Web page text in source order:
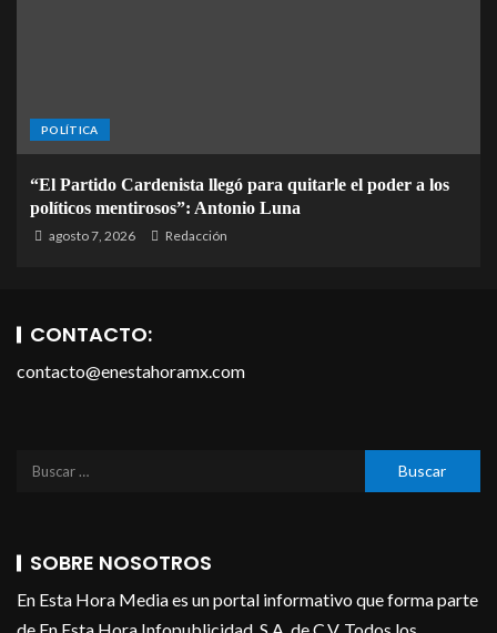
POLÍTICA
“El Partido Cardenista llegó para quitarle el poder a los
políticos mentirosos”: Antonio Luna
agosto 7, 2026 Redacción
CONTACTO:
contacto@enestahoramx.com
SOBRE NOSOTROS
En Esta Hora Media es un portal informativo que forma parte